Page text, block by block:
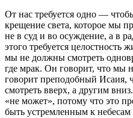
От нас требуется одно —
крещение света, которое мы
не в суд и во осуждение, а в
этого требуется целостность
мы не должны смотреть
где мрак. Он говорит, что мы
говорит преподобный Исаия,
смотреть вверх, а другим
«не может», потому что это
быть устремленным к